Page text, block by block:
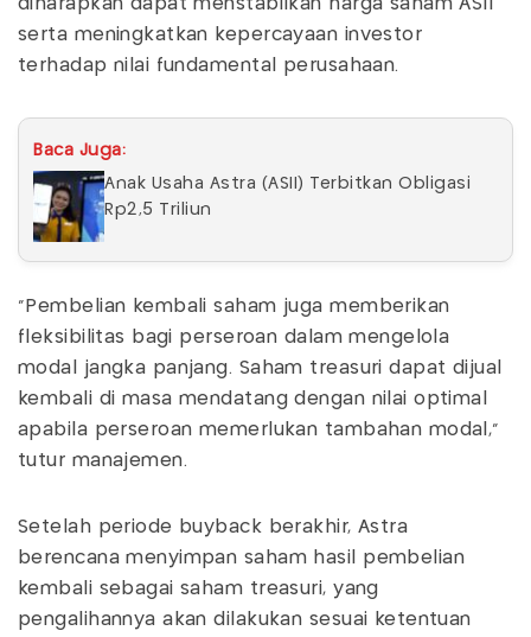
diharapkan dapat menstabilkan harga saham ASII
serta meningkatkan kepercayaan investor
terhadap nilai fundamental perusahaan.
Baca Juga:
Anak Usaha Astra (ASII) Terbitkan Obligasi
Rp2,5 Triliun
"Pembelian kembali saham juga memberikan
fleksibilitas bagi perseroan dalam mengelola
modal jangka panjang. Saham treasuri dapat dijual
kembali di masa mendatang dengan nilai optimal
apabila perseroan memerlukan tambahan modal,"
tutur manajemen.
Setelah periode buyback berakhir, Astra
berencana menyimpan saham hasil pembelian
kembali sebagai saham treasuri, yang
pengalihannya akan dilakukan sesuai ketentuan